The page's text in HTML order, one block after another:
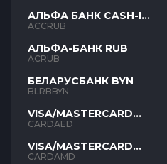
АЛЬФА БАНК CASH-IN
RUB
ACCRUB
АЛЬФА-БАНК RUB
ACRUB
БЕЛАРУСБАНК BYN
BLRBBYN
VISA/MASTERCARD
AED
CARDAED
VISA/MASTERCARD
AMD
CARDAMD